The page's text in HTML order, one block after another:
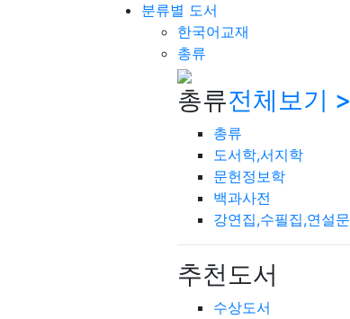
분류별 도서
한국어교재
총류
총류전체보기 >
총류
도서학,서지학
문헌정보학
백과사전
강연집,수필집,연설
추천도서
수상도서